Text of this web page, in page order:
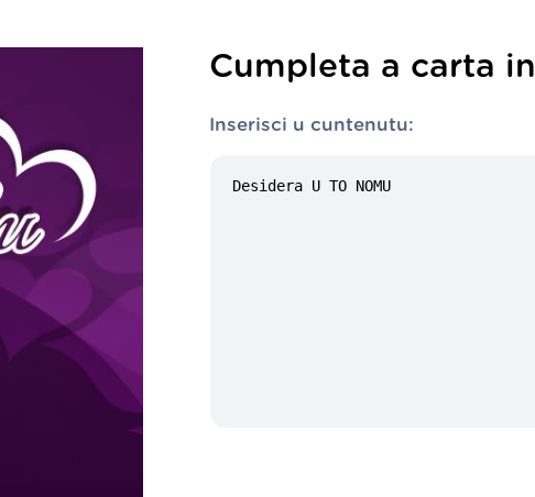
Cumpleta a carta
Inserisci u cuntenutu: